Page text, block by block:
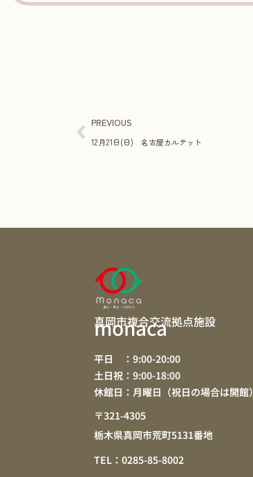
PREVIOUS
12月21日(日) 名古屋カルテット
真岡市複合交流拠点施設
monaca
平日 ：9:00-20:00
土日祝：9:00-18:00
休館日：月曜日（祝日の場合は開館）
〒321-4305
栃木県真岡市荒町5131番地
TEL：0285-85-8002